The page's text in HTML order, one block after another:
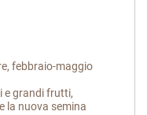
febbraio-maggio
e grandi frutti,
la nuova semina